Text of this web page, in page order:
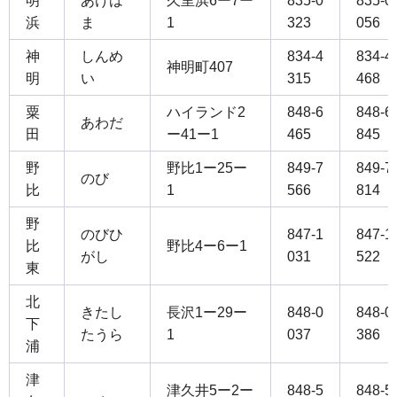
浜
ま
1
323
056
神
明
しんめ
い
神明町407
834-4
315
834-4
468
粟
田
あわだ
ハイランド2
ー41ー1
848-6
465
848-6
845
野
比
のび
野比1ー25ー
1
849-7
566
849-7
814
野
比
東
のびひ
がし
野比4ー6ー1
847-1
031
847-1
522
北
下
浦
きたし
たうら
長沢1ー29ー
1
848-0
037
848-0
386
津
津久井5ー2ー 848-5 848-5